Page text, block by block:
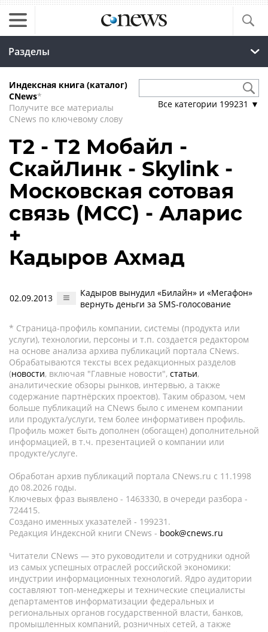
Разделы
Индексная книга (каталог)
CNews*
Получите все материалы
CNews по ключевому слову
Все категории 199231 ▼
Т2 - Т2 Мобайл -
СкайЛинк - Skylink -
Московская сотовая
связь (МСС) - Аларис
+
Кадыров Ахмад
02.09.2013
Кадыров вынудил «Билайн» и «Мегафон»
вернуть деньги за SMS-голосование
* Страница-профиль компании, системы (продукта или
услуги), технологии, персоны и т.п. создается редактором
на основе анализа архива публикаций портала CNews.
Обрабатываются тексты всех редакционных разделов
(новости, включая "Главные новости", статьи,
аналитические обзоры рынков, интервью, а также
содержание партнёрских проектов). Таким образом, чем
больше публикаций на CNews было с именем компании
или продукта/услуги, тем более информативен профиль.
Профиль может быть дополнен (обогащен) дополнительной
информацией, в т.ч. презентацией о компании или
продукте/услуге.
Обработан архив публикаций портала CNews.ru c 11.1998
до 08.2026 годы.
Ключевых фраз выявлено - 1463330, в очереди разбора -
724415.
Создано именных указателей - 199231.
Редакция Индексной книги CNews - book@cnews.ru
Читатели CNews — это руководители и сотрудники одной
из самых успешных отраслей российской экономики:
индустрии информационных технологий. Ядро аудитории
составляют топ-менеджеры и технические специалисты
департаментов информатизации федеральных и
региональных органов государственной власти, банков,
промышленных компаний, розничных сетей, а также